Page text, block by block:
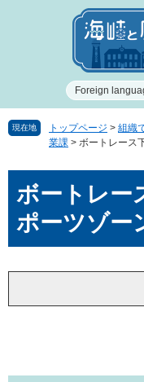
で
ば
Foreign
現在地 トップページ > 組織
業課 > ボートレース
文ボートレー
ポーツゾー